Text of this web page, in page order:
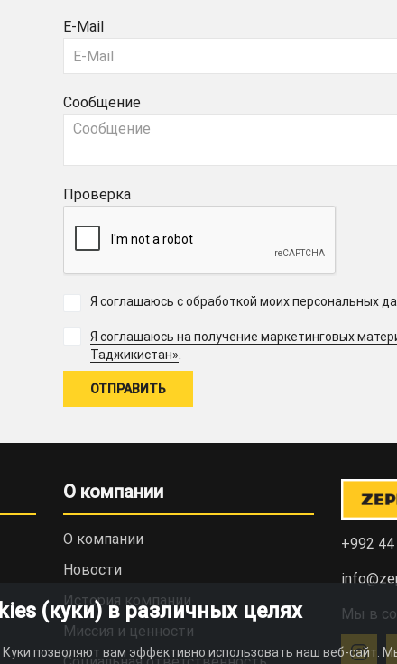
E-Mail
Сообщение
Проверка
Я соглашаюсь с обработкой моих персональных
Я соглашаюсь на получение маркетинговых
Таджикистан».
О компании
О компании
Новости
История компании
Миссия и ценности
+992
Мы в
(куки) в различных целях
позволяют вам эффективно использовать наш веб-сайт.